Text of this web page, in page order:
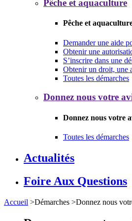
Pêche et aquaculture
Pêche et
Demander une aide
Obtenir une
S’inscrire dans une
Obtenir un droit, une
Toutes les démarches
Donnez nous votre
Donnez nous votre
Toutes les démarches
Actualités
Foire Aux Questions
Accueil >Démarches >Donnez nous